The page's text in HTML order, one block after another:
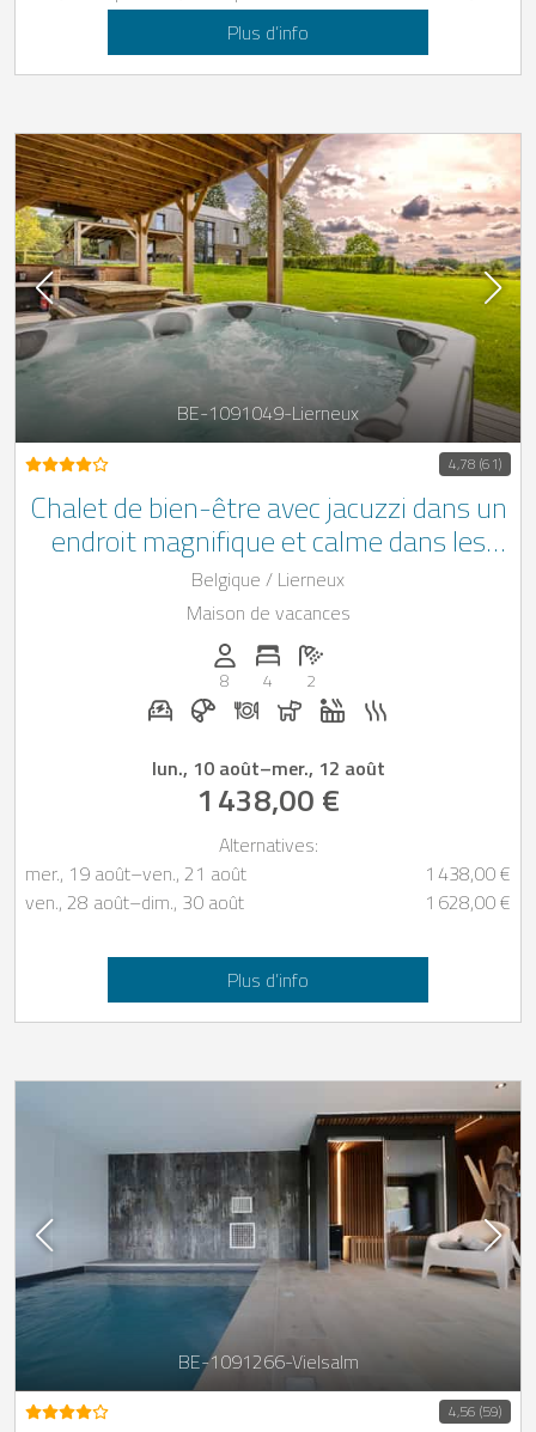
Plus d’info
BE-1091049-Lierneux
4,78 (61)
Chalet de bien-être avec jacuzzi dans un
endroit magnifique et calme dans les
Ardennes
Belgique / Lierneux
Maison de vacances
Personnes (max): 8
8
Nombre de chambres: 4
4
Nombre de salles de bain: 2
2
Station de recharge pour voiture électrique
Petit-déjeuner réservable chez
Dîner sur demande
Chiens autorisés
Jacuzzi
lun., 10 août–mer., 12 août
1 438,00 €
Alternatives:
mer., 19 août–ven., 21 août
1 438,00 €
ven., 28 août–dim., 30 août 1 628,00 €
Plus d’info
BE-1091266-Vielsalm
4,56 (59)